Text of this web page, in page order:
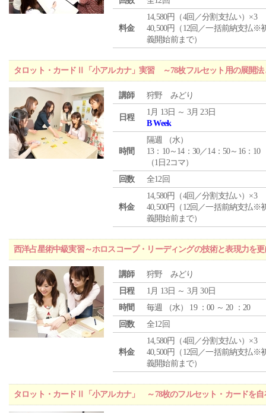
料金
14,580円（4回／分割支払い）×3
40,500円（12回／一括前納支払※
義開始前まで）
タロット・カードⅡ「小アルカナ」実習 ～78枚フルセット用の展開法
講師 狩野 みどり
日程
1月 13日 ～ 3月 23日
B Week
時間
隔週 （水）
13：10～14：30／14：50～16：10
（1日2コマ）
回数
全12回
料金
14,580円（4回／分割支払い）×3
40,500円（12回／一括前納支払※
義開始前まで）
西洋占星術中級実習～ホロスコープ・リーディングの技術と表現力を
講師
狩野 みどり
日程
1月 13日 ～ 3月 30日
時間
毎週 （水） 19 ：00 ～ 20 ：20
回数
全12回
料金
14,580円（4回／分割支払い）×3
40,500円（12回／一括前納支払※
義開始前まで）
タロット・カードⅡ「小アルカナ」 ～78枚のフルセット・カードを自